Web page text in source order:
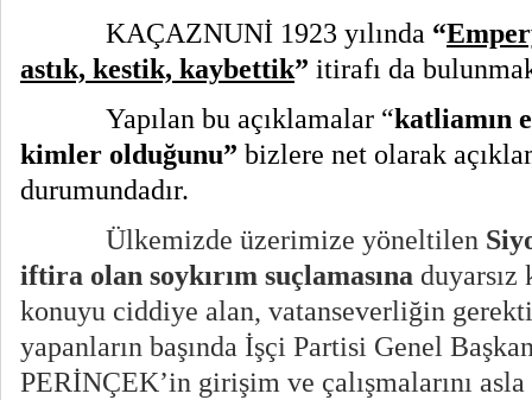
KAÇAZNUNİ 1923 yılında “
astık, kestik, kaybettik” itirafı da
Yapılan bu açıklamalar “katliamın
kimler olduğunu” bizlere net olarak
durumundadır.
Ülkemizde üzerimize yöneltilen
iftira olan soykırım suçlamasına
konuyu ciddiye alan, vatanseverliğin
yapanların başında İşçi Partisi Genel
PERİNÇEK’in girişim ve çalışmalarını